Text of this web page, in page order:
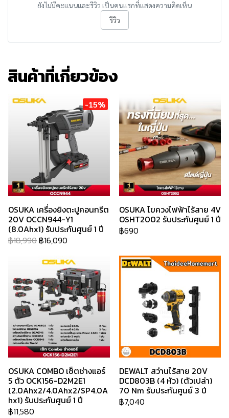
ยังไม่มีคะแนนและรีวิว เป็นคนแรกที่แสดงความคิดเห็น
รีวิว
สินค้าที่เกี่ยวข้อง
-15%
OSUKA เครื่องยิงตะปูคอนกรีต
20V OCCN944-Y1
(8.0Ahx1) รับประกันศูนย์ 1 ปี
฿18,990฿16,090
OSUKA ไขควงไฟฟ้าไร้สาย 4V
OSHT2002 รับประกันศูนย์ 1 ปี
฿690
OSUKA COMBO เซ็ตช่างแอร์
5 ตัว OCK156-D2M2E1
(2.0Ahx2/4.0Ahx2/SP4.0A
hx1) รับประกันศูนย์ 1 ปี
฿11,580
DEWALT สว่านไร้สาย 20V
DCD803B (4 หัว) (ตัวเปล่า)
70 Nm รับประกันศูนย์ 3 ปี
฿7,040